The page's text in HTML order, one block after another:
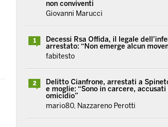
non conviventi
Giovanni Marucci
1
Decessi Rsa Offida, il legale
arrestato: “Non emerge alcun
fabitesto
2
Delitto Cianfrone, arrestati a
e moglie: “Sono in carcere, accusati
omicidio”
mario80, Nazzareno Perotti